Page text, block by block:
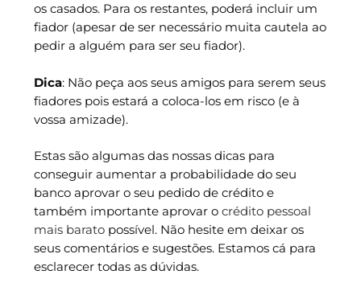
os casados. Para os restantes, poderá incluir um
fiador (apesar de ser necessário muita cautela ao
pedir a alguém para ser seu fiador).
Dica: Não peça aos seus amigos para serem seus
fiadores pois estará a coloca-los em risco (e à
vossa amizade).
Estas são algumas das nossas dicas para
conseguir aumentar a probabilidade do seu
banco aprovar o seu pedido de crédito e
também importante aprovar o crédito pessoal
mais baratopossível. Não hesite em deixar os
seus comentários e sugestões. Estamos cá para
esclarecer todas as dúvidas.